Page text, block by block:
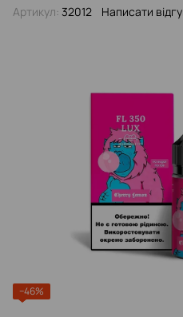
Артикул: 32012 Написати
−46%